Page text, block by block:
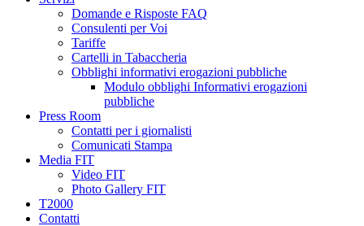
Domande e Risposte FAQ
Consulenti per Voi
Tariffe
Cartelli in Tabaccheria
Obblighi informativi erogazioni pubbliche
Modulo obblighi Informativi erogazioni
pubbliche
Press Room
Contatti per i giornalisti
Comunicati Stampa
Media FIT
Video FIT
Photo Gallery FIT
T2000
Contatti